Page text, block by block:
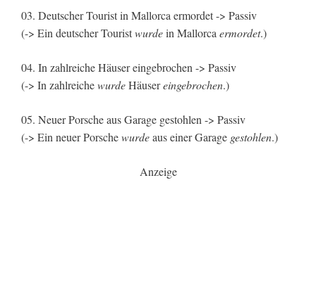
03. Deutscher Tourist in Mallorca ermordet -> Passiv
(-> Ein deutscher Touristwurdein Mallorca ermordet.)
04. In zahlreiche Häuser eingebrochen -> Passiv
(-> In zahlreichewurdeHäusereingebrochen.)
05. Neuer Porsche aus Garage gestohlen -> Passiv
(-> Ein neuer Porschewurdeaus einer Garage gestohlen.)
Anzeige